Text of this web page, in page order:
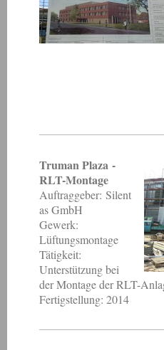
Truman Plaza -
RLT-Montage
Auftraggeber: Silent
as GmbH
Gewerk:
Lüftungsmontage
Tätigkeit:
Unterstützung bei
der Montage der RLT-
Fertigstellung: 2014